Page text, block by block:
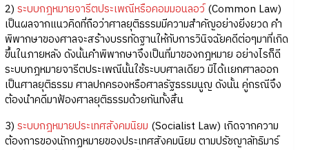
2) ระบบกฎหมายจารีตประเพณีหรือคอมมอนลอว์(Common Law)
เป็นผลจากแนวคิดที่ถือว่าศาลยุติธรรมมีความสำคัญอย่างยิ่งยวด คำ
พิพากษาของศาลจะสร้างบรรทัดฐานให้กับการวินิจฉัยคดีต่อๆมาที่เกิด
ขึ้นในภายหลัง ดังนั้นคำพิพากษาจึงเป็นที่มาของกฎหมาย อย่างไรก็ดี
ระบบกฎหมายจารีตประเพณีนั้นใช้ระบบศาลเดียว มิได้เเยกศาลออก
เป็นศาลยุติธรรม ศาลปกครองหรือศาลรัฐธรรมนูญ ดังนั้น คู่กรณีจึง
ต้องนำคดีมาฟ้องศาลยุติธรรมด้วยกันทั้งสิ้น
3) ระบบกฎหมายประเทศสังคมนิยม (Socialist Law) เกิดจากความ
ต้องการของนักกฏหมายของประเทศสังคมนิยม ตามปรัชญาลัทธิมาร์